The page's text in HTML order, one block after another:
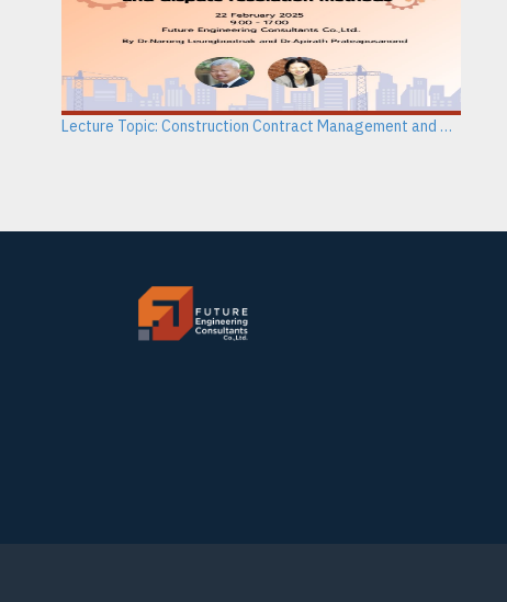
Lecture Topic: Construction Contract Management and Dispute Resolution Methods